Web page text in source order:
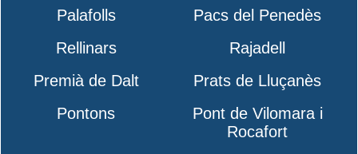
Palafolls
Pacs del Penedès
Rellinars
Rajadell
Premià de Dalt
Prats de Lluçanès
Pontons
Pont de Vilomara i
Rocafort